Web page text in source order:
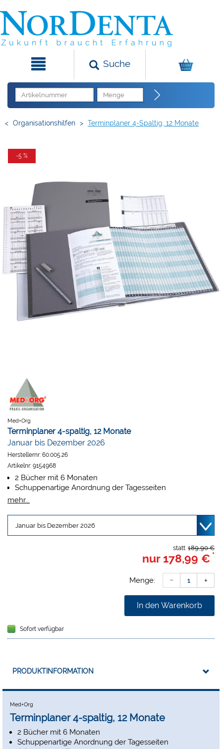
Suche
< Organisationshilfen > Terminplaner 4-Spaltig, 12 Monate
-5 %
Med+Org
Terminplaner 4-spaltig, 12 Monate
Januar bis Dezember 2026
Herstellernr: 60.005.26
Artikelnr: 9154968
2 Bücher mit 6 Monaten
Schuppenartige Anordnung der Tagesseiten
6 Spalten pro Tag
Terminvergabe von 07:30 Uhr bis 21:00 Uhr
mehr...
189,90 €
statt
nur 178,99 € *
Menge:
In den Warenkorb
Sofort verfügbar
PRODUKTINFORMATION
Med+Org
Terminplaner 4-spaltig, 12 Monate
2 Bücher mit 6 Monaten
Schuppenartige Anordnung der Tagesseiten